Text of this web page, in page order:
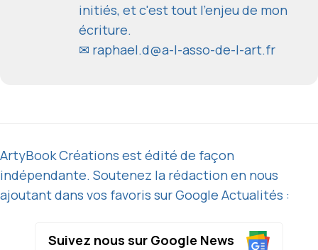
initiés, et c'est tout l'enjeu de mon
écriture.
✉ raphael.d@a-l-asso-de-l-art.fr
ArtyBook Créations est édité de façon
indépendante. Soutenez la rédaction en nous
ajoutant dans vos favoris sur Google Actualités :
Suivez nous sur Google News